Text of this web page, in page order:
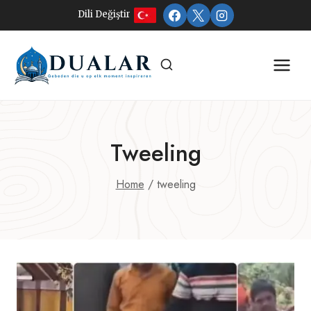
naar
inhoud
Dili Değiştir
Tweeling
Home / tweeling